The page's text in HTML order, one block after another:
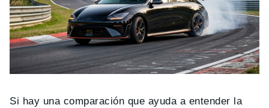
Si hay una comparación que ayuda a entender la